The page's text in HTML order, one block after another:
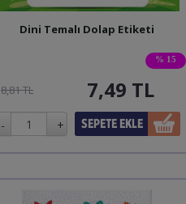
% 15
Dini Temalı Dolap Etiketi
8,81 TL 7,49 TL